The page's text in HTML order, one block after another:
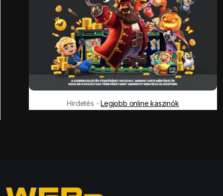
Hirdetés -Legjobb online kaszinók